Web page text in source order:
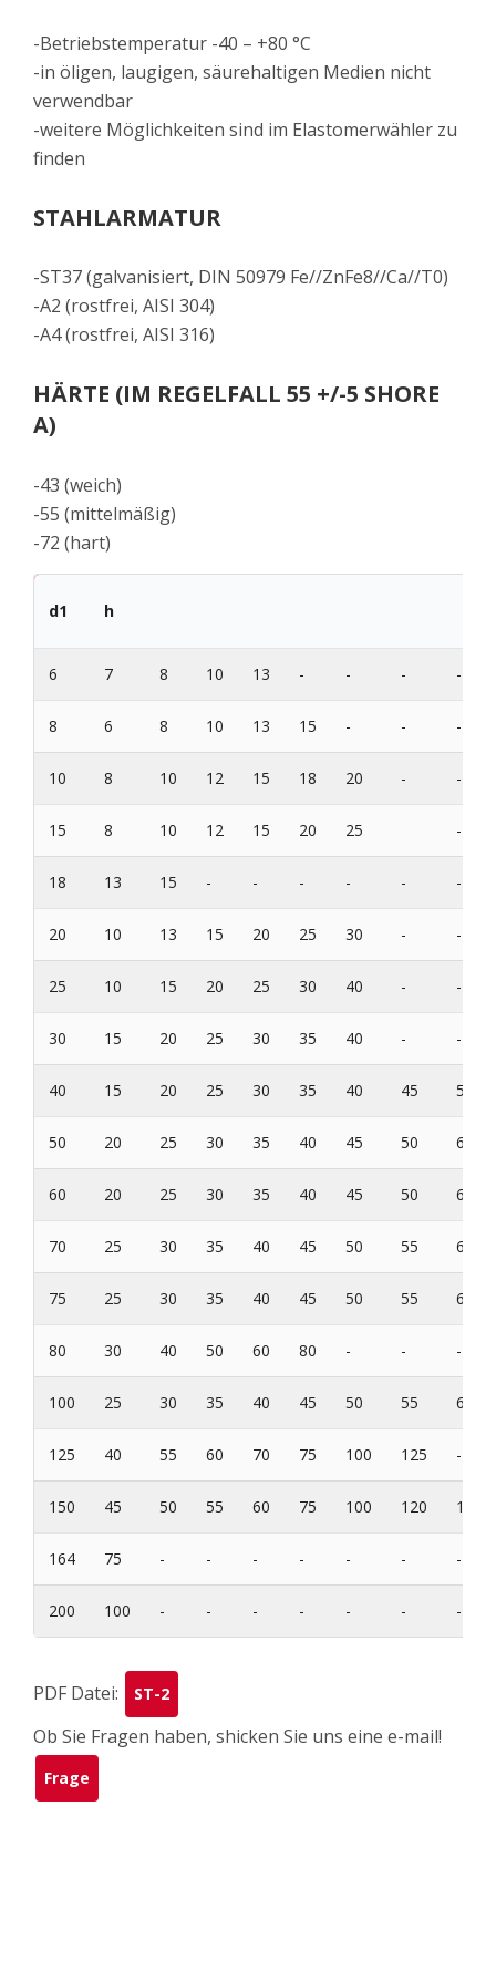
-Betriebstemperatur -40 – +80 °C
-in öligen, laugigen, säurehaltigen Medien nicht
verwendbar
-weitere Möglichkeiten sind im Elastomerwähler zu
finden
STAHLARMATUR
-ST37 (galvanisiert, DIN 50979 Fe//ZnFe8//Ca//T0)
-A2 (rostfrei, AISI 304)
-A4 (rostfrei, AISI 316)
HÄRTE (IM REGELFALL 55 +/-5 SHORE
A)
-43 (weich)
-55 (mittelmäßig)
-72 (hart)
d1 h
6 7 8 10 13 - - - -
8 6 8 10 13 15 - - -
10 8 10 12 15 18 20 - -
15 8 10 12 15 20 25 -
18 13 15 - - - - - -
20 10 13 15 20 25 30 - -
25 10 15 20 25 30 40 - -
30 15 20 25 30 35 40 - -
40 15 20 25 30 35 40 45 50
50 20 25 30 35 40 45 50 60
60 20 25 30 35 40 45 50 60
70 25 30 35 40 45 50 55 60
75 25 30 35 40 45 50 55 60
80 30 40 50 60 80 - - -
100 25 30 35 40 45 50 55 60
125 40 55 60 70 75 100 125 -
150 45 50 55 60 75 100 120 150
164 75 - - - - - - -
200 100 - - - - - - -
PDF Datei: ST-2
Ob Sie Fragen haben, shicken Sie uns eine e-mail!
Frage